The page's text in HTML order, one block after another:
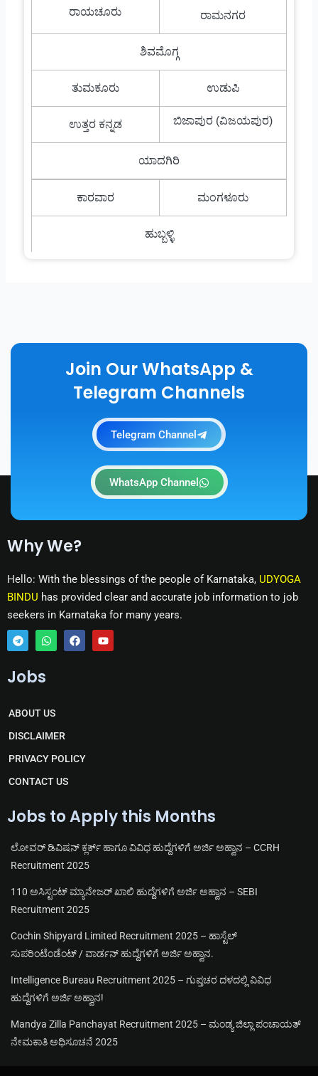
ರಾಯಚೂರು ರಾಮನಗರ
ಶಿವಮೊಗ್ಗ
ತುಮಕೂರು ಉಡುಪಿ
ಉತ್ತರ ಕನ್ನಡ ಬಿಜಾಪುರ (ವಿಜಯಪುರ)
ಯಾದಗಿರಿ
ಕಾರವಾರ ಮಂಗಳೂರು
ಹುಬ್ಬಳ್ಳಿ
Join Our WhatsApp &
Telegram Channels
Telegram Channel
WhatsApp Channel
Why We?
Hello: With the blessings of the people of Karnataka, UDYOGA
BINDU has provided clear and accurate job information to job
seekers in Karnataka for many years.
T
l
r
a
m
W
a
a
p
p
F Y
Jobs
ABOUT US
DISCLAIMER
PRIVACY POLICY
CONTACT US
Jobs to Apply this Months
ಲೋವರ್ ಡಿವಿಷನ್ ಕ್ಲರ್ಕ್ ಹಾಗೂ ವಿವಿಧ ಹುದ್ದೆಗಳಿಗೆ ಅರ್ಜಿ ಅಹ್ವಾನ – CCRH
Recruitment 2025
110 ಅಸಿಸ್ಟಂಟ್ ಮ್ಯಾನೇಜರ್ ಖಾಲಿ ಹುದ್ದೆಗಳಿಗೆ ಅರ್ಜಿ ಅಹ್ವಾನ – SEBI
Recruitment 2025
Cochin Shipyard Limited Recruitment 2025 – ಹಾಸ್ಟೆಲ್
ಸುಪರಿಂಟೆಂಡೆಂಟ್ / ವಾರ್ಡನ್ ಹುದ್ದೆಗಳಿಗೆ ಅರ್ಜಿ ಅಹ್ವಾನ.
Intelligence Bureau Recruitment 2025 – ಗುಪ್ತಚರ ದಳದಲ್ಲಿ ವಿವಿಧ
ಹುದ್ದೆಗಳಿಗೆ ಅರ್ಜಿ ಅಹ್ವಾನ!
Mandya Zilla Panchayat Recruitment 2025 – ಮಂಡ್ಯ ಜಿಲ್ಲಾ ಪಂಚಾಯತ್
ನೇಮಕಾತಿ ಅಧಿಸೂಚನೆ 2025